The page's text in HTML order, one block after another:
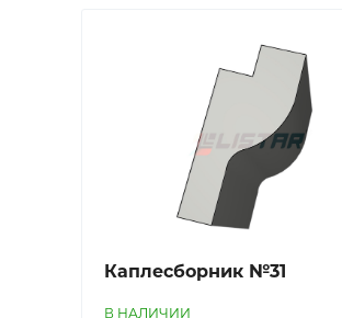
Каплесборник №31
В НАЛИЧИИ